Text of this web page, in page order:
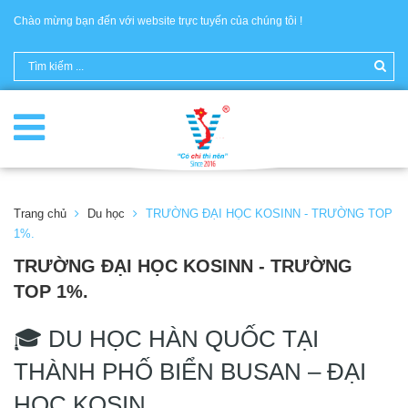
Chào mừng bạn đến với website trực tuyến của chúng tôi !
Trang chủ Du học
TRƯỜNG ĐẠI HỌC KOSINN - TRƯỜNG TOP
1%.
TRƯỜNG ĐẠI HỌC KOSINN - TRƯỜNG
TOP 1%.
🎓 DU HỌC HÀN QUỐC TẠI
THÀNH PHỐ BIỂN BUSAN – ĐẠI